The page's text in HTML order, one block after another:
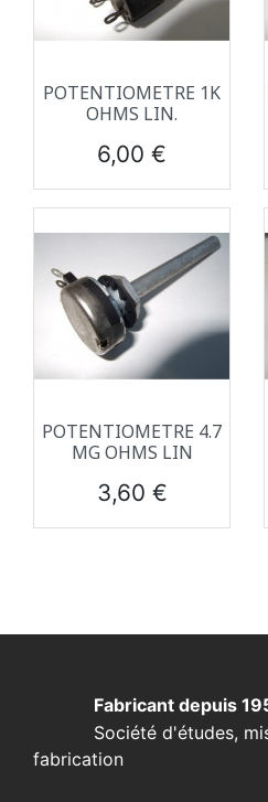
POTENTIOMETRE 1K
OHMS LIN.
Prix
6,00 €
POTENTIOMETRE 4.7
MG OHMS LIN
Prix
3,60 €
Fabricant depuis
Société d'études,
fabrication